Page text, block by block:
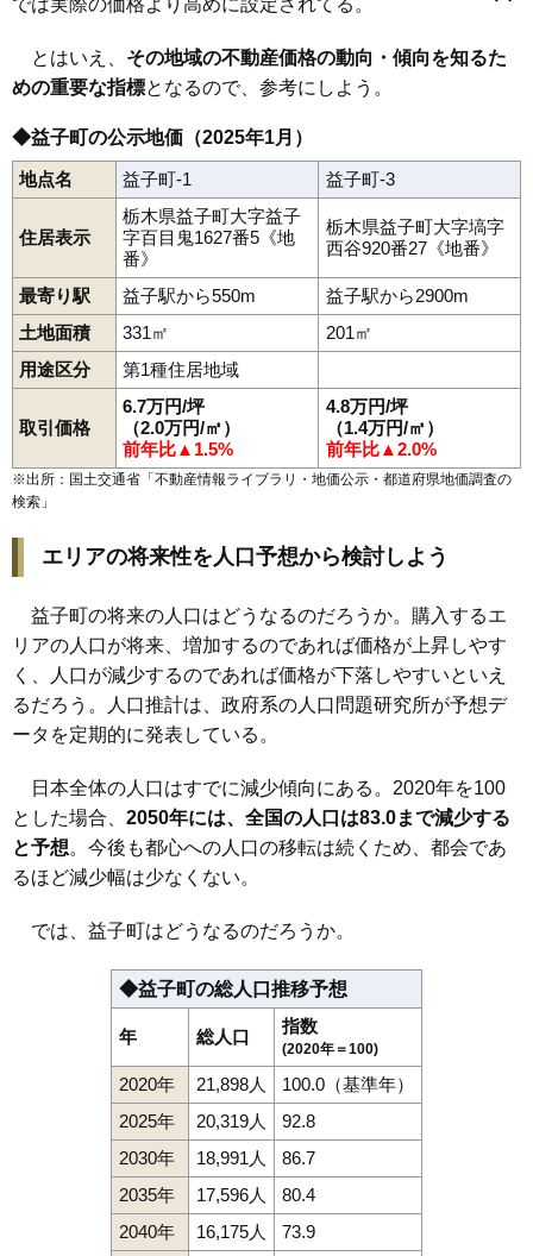
とはいえ、 その地域の不動産価格の動向・傾向を知るた
めの重要な指標となるので、参考にしよう。
◆益子町の公示地価（2025年1月）
地点名 益子町-1 益子町-3
住居表示
栃木県益子町大字益子
字百目鬼1627番5《地
番》
栃木県益子町大字塙字
西谷920番27《地番》
最寄り駅 益子駅から550m
益子駅から2900m
土地面積
331㎡
201㎡
用途区分
第1種住居地域
取引価格
6.7万円/坪
（2.0万円/㎡）
前年比▲1.5%
4.8万円/坪
（1.4万円/㎡）
前年比▲2.0%
※出所：国土交通省「不動産情報ライブラリ・地価公示・都道府県地価調査の
検索 」
エリアの将来性を人口予想から検討しよう
益子町の将来の人口はどうなるのだろうか。購入するエ
リアの人口が将来、増加するのであれば価格が上昇しやす
く、人口が減少するのであれば価格が下落しやすいといえ
るだろう。人口推計は、政府系の人口問題研究所が予想デ
ータを定期的に発表している。
日本全体の人口はすでに減少傾向にある。2020年を100
とした場合、 2050年には、全国の人口は83.0まで減少する
と予想。今後も都心への人口の移転は続くため、都会であ
るほど減少幅は少なくない。
では、益子町はどうなるのだろうか。
◆益子町の総人口推移予想
年 総人口
指数
(2020年＝100)
2020年 21,898人
100.0（基準年）
2025年
20,319人
92.8
2030年
18,991人
86.7
2035年
17,596人
80.4
2040年
16,175人
73.9
芦沼 大沢小宅 上大羽 上山 北中長堤 七井生田目